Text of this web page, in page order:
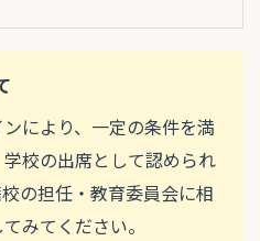
により、一定の条件を満
校の出席として認められ
の担任・教育委員会に相
みてください。